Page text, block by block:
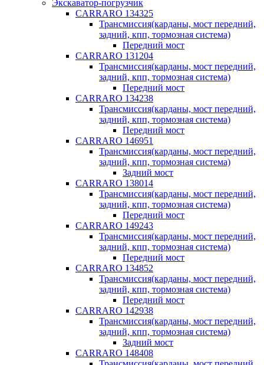
Экскаватор-погрузчик
CARRARO 134325
Трансмиссия(карданы, мост передний,
задний, кпп, тормозная система)
Передний мост
CARRARO 131204
Трансмиссия(карданы, мост передний,
задний, кпп, тормозная система)
Передний мост
CARRARO 134238
Трансмиссия(карданы, мост передний,
задний, кпп, тормозная система)
Передний мост
CARRARO 146951
Трансмиссия(карданы, мост передний,
задний, кпп, тормозная система)
Задний мост
CARRARO 138014
Трансмиссия(карданы, мост передний,
задний, кпп, тормозная система)
Передний мост
CARRARO 149243
Трансмиссия(карданы, мост передний,
задний, кпп, тормозная система)
Передний мост
CARRARO 134852
Трансмиссия(карданы, мост передний,
задний, кпп, тормозная система)
Передний мост
CARRARO 142938
Трансмиссия(карданы, мост передний,
задний, кпп, тормозная система)
Задний мост
CARRARO 148408